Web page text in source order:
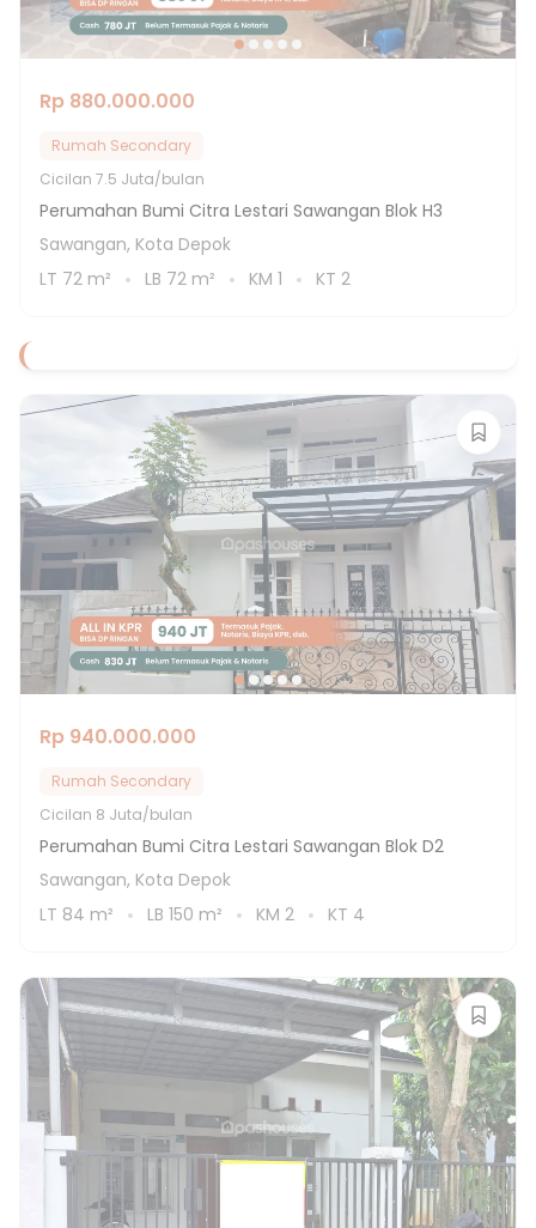
Rp 880.000.000
Rumah Secondary
Cicilan 7.5 Juta/bulan
Perumahan Bumi Citra Lestari Sawangan Blok H3
Sawangan, Kota Depok
LT 72 m² LB 72 m² KM 1 KT 2
Rp 940.000.000
Rumah Secondary
Cicilan 8 Juta/bulan
Perumahan Bumi Citra Lestari Sawangan Blok D2
Sawangan, Kota Depok
LT 84 m² LB 150 m² KM 2 KT 4